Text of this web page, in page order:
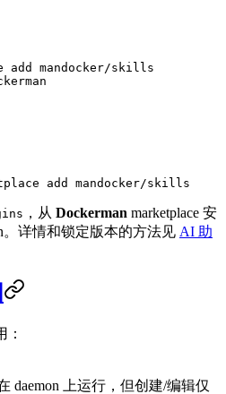
add mandocker/skills
add mandocker/skills
，从 Dockerman marketplace 安
。详情和锁定版本的方法见 AI 助
daemon 上运行，但创建/编辑仅